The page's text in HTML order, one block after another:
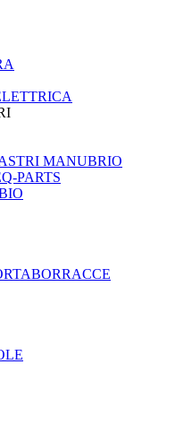
MANUBRIO
PARTS